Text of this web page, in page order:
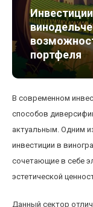
портфеля
В современном
способов
актуальным. Одним
инвестиции в
сочетающие в себе
эстетической
Данный сектор